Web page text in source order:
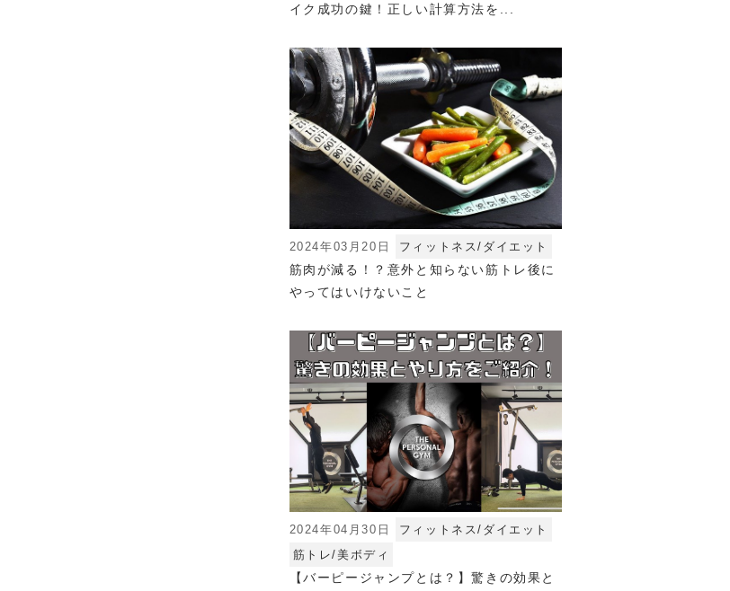
イク成功の鍵！正しい計算方法を...
2024年03月20日 フィットネス/ダイエット
筋肉が減る！？意外と知らない筋トレ後に
やってはいけないこと
2024年04月30日
フィットネス/ダイエット
筋トレ/美ボディ
【バーピージャンプとは？】驚きの効果と